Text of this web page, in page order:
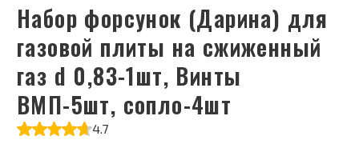
Набор форсунок (Дарина) для
газовой плиты на сжиженный
газ d 0,83-1шт, Винты
ВМП-5шт, сопло-4шт
4.7